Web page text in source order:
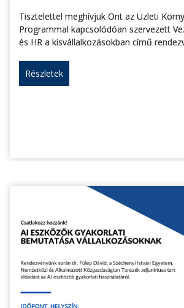
Tisztelettel meghívjuk Önt az Üzleti
Programmal kapcsolódóan szervezett
és HR a kisvállalkozásokban című
Részletek